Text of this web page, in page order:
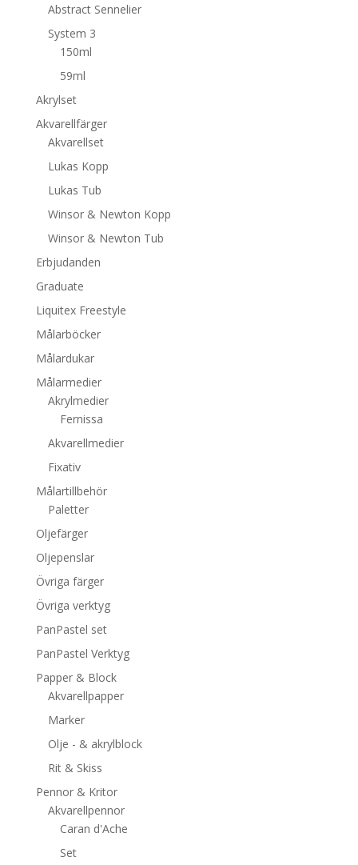
Abstract Sennelier
System 3
150ml
59ml
Akrylset
Akvarellfärger
Akvarellset
Lukas Kopp
Lukas Tub
Winsor & Newton Kopp
Winsor & Newton Tub
Erbjudanden
Graduate
Liquitex Freestyle
Målarböcker
Målardukar
Målarmedier
Akrylmedier
Fernissa
Akvarellmedier
Fixativ
Målartillbehör
Paletter
Oljefärger
Oljepenslar
Övriga färger
Övriga verktyg
PanPastel set
PanPastel Verktyg
Papper & Block
Akvarellpapper
Marker
Olje - & akrylblock
Rit & Skiss
Pennor & Kritor
Akvarellpennor
Caran d'Ache
Set